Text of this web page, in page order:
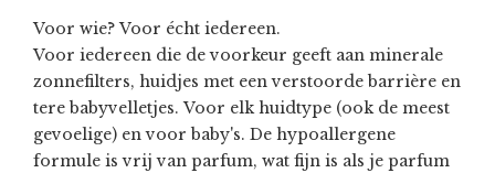
Voor wie? Voor écht iedereen.
Voor iedereen die de voorkeur geeft aan minerale
zonnefilters, huidjes met een verstoorde barrière en
tere babyvelletjes. Voor elk huidtype (ook de meest
gevoelige) en voor baby's. De hypoallergene
formule is vrij van parfum, wat fijn is als je parfum